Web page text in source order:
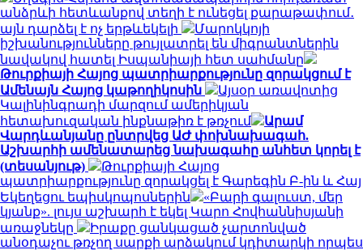
անձրևի հետևանքով տեղի է ունեցել քարաթափում․
այն դարձել է ոչ երթևեկելի
Մարոկկոյի
իշխանությունները թույլատրել են միգրանտներին
նավակով հատել Իսպանիայի հետ սահմանը
Թուրքիայի Հայոց պատրիարքությունը զորակցում է
Ամենայն Հայոց կաթողիկոսին
Այսօր առավոտից
Կալինինգրադի մարզում ամերիկյան
հետախուզական ինքնաթիռ է թռչում
Արամ
Վարդևանյանը ընտրվեց ԱԺ փոխնախագահ.
Աշխարհի ամենատարեց նախագահը անհետ կորել է
(տեսանյութ)
Թուրքիայի Հայոց
պատրիարքությունը զորակցել է Գարեգին Բ-ին և Հայ
Եկեղեցու եպիսկոպոսներին
«Բարի գալուստ, մեր
կյանք». լույս աշխարհ է եկել Կարո Հովհաննիսյանի
առաջնեկը
Իրաքը ցանկացած չարտոնված
անօդաչու թռչող սարքի արձակում կդիտարկի որպես